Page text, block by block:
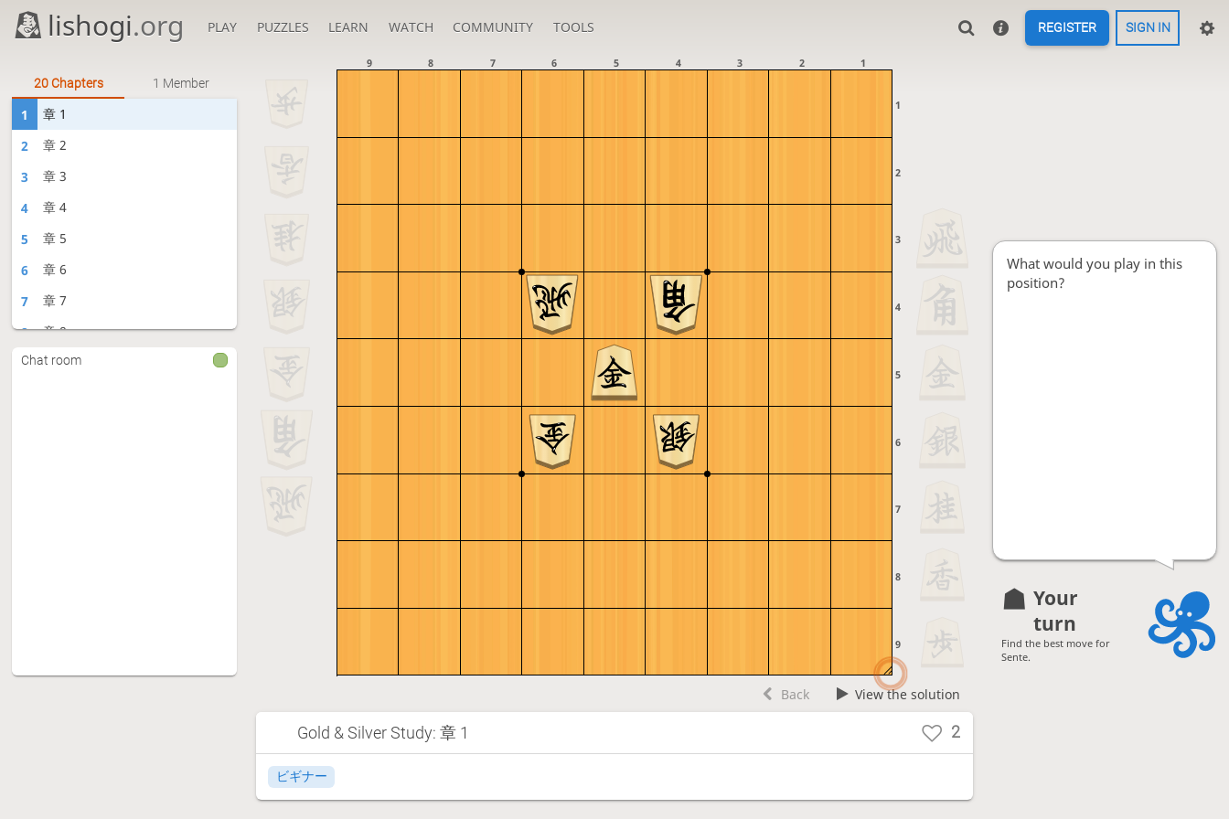
lishogi.org PLAY PUZZLES LEARN WATCH COMMUNITY TOOLS REGISTER SIGN IN
9
8
7
6
5
4
3
2
1
9 8 7 6 5 4 3 2 1
What would you play in this
position?
Your
turn
Find the best move for
Sente.
Back View the solution
Gold & Silver Study: 章 1 2
ビギナー
20 Chapters 1 Member
1
章 1
2
章 2
3
章 3
4
章 4
5
章 5
6
章 6
7
章 7
8
章 8
9
章 9
19
章 19
Chat room